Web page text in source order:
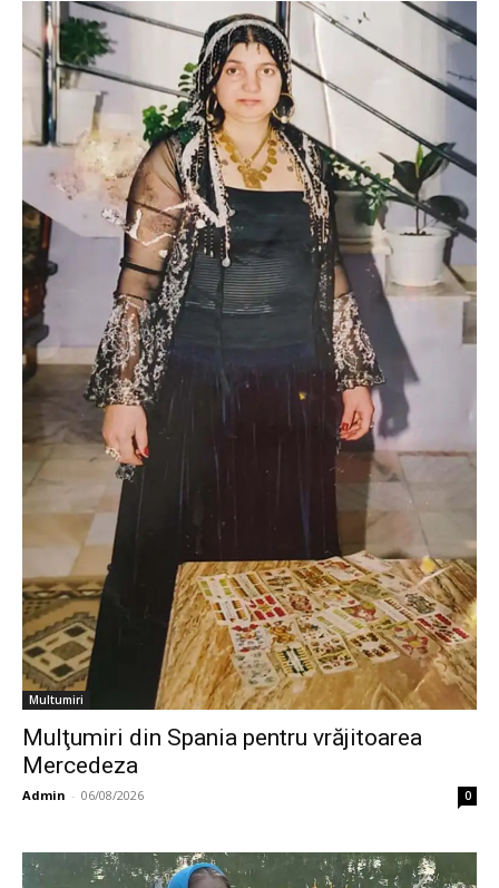
Multumiri
Mulţumiri din Spania pentru vrăjitoarea
Mercedeza
Admin - 06/08/2026 0